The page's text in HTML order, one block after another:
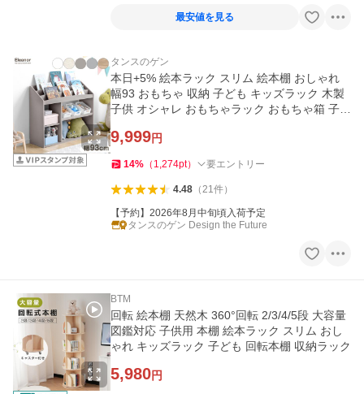
最安値を見る
タンスのゲン
本日+5% 絵本ラック スリム 絵本棚 おしゃれ
幅93 おもちゃ 収納 子ども キッズラック 木製
子供 オシャレ おもちゃラック おもちゃ箱 子供
9,999円
14% （ 1,274pt） 要エントリー
4.48（21件）
【予約】2026年8月中旬頃入荷予定
タンスのゲン Design the Future
BTM
回転 絵本棚 天然木 360°回転 2/3/4/5段 大容量
図鑑対応 子供用 本棚 絵本ラック スリム おし
ゃれ キッズラック 子ども 回転本棚 収納ラック
5,980円